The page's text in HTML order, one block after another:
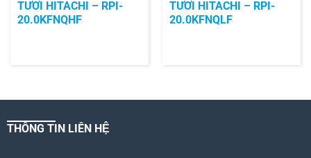
TƯƠI HITACHI – RPI-
20.0KFNQHF
TƯƠI HITACHI – RPI-
20.0KFNQLF
THÔNG TIN LIÊN HỆ